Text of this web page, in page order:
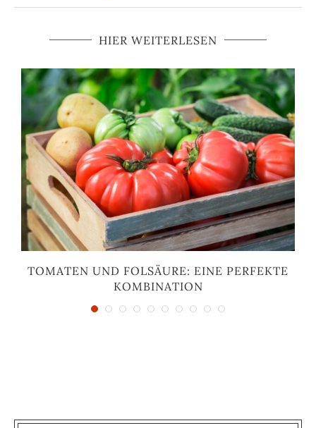
HIER WEITERLESEN
TOMATEN UND FOLSÄURE: EINE PERFEKTE
KOMBINATION